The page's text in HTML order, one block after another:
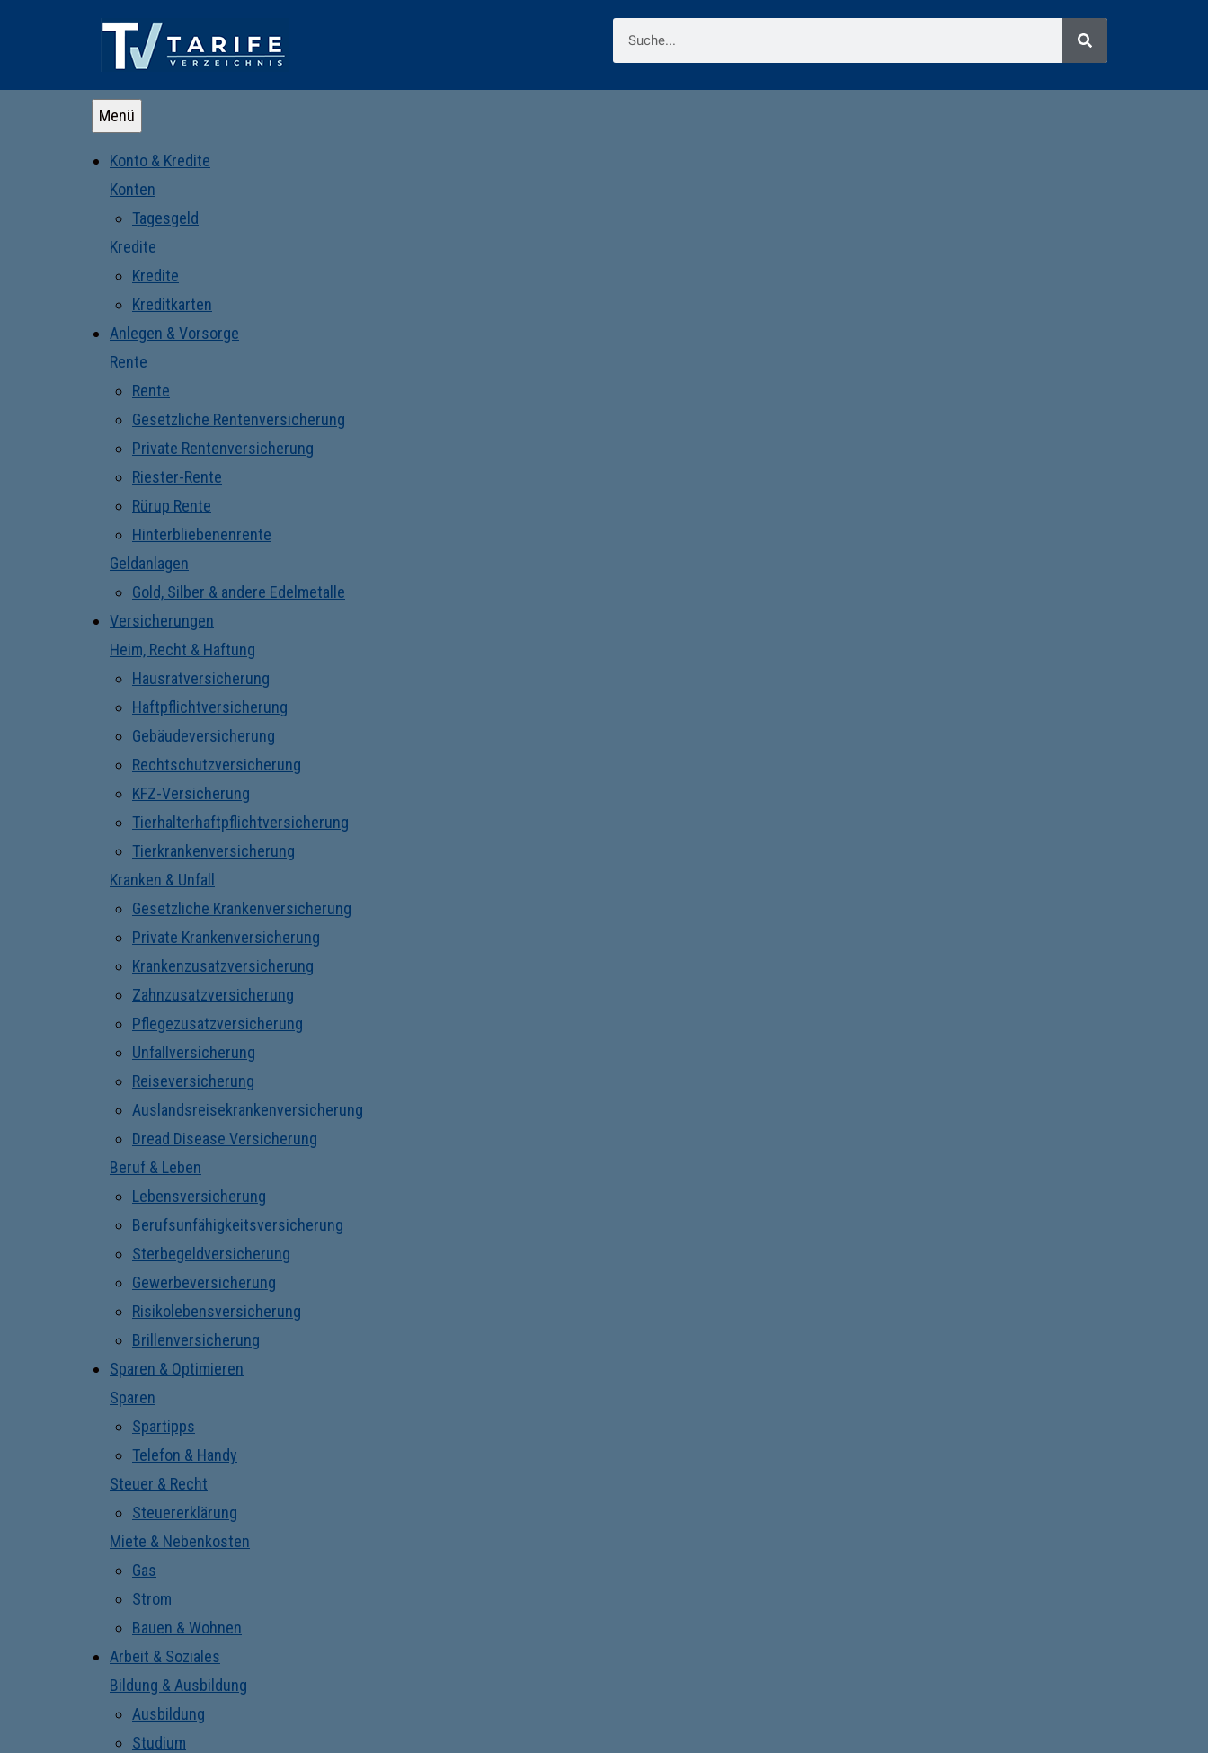
Menü
Konto & Kredite
Konten
Tagesgeld
Kredite
Kredite
Kreditkarten
Anlegen & Vorsorge
Rente
Rente
Gesetzliche Rentenversicherung
Private Rentenversicherung
Riester-Rente
Rürup Rente
Hinterbliebenenrente
Geldanlagen
Gold, Silber & andere Edelmetalle
Versicherungen
Heim, Recht & Haftung
Hausratversicherung
Haftpflichtversicherung
Gebäudeversicherung
Rechtschutzversicherung
KFZ-Versicherung
Tierhalterhaftpflichtversicherung
Tierkrankenversicherung
Kranken & Unfall
Gesetzliche Krankenversicherung
Private Krankenversicherung
Krankenzusatzversicherung
Zahnzusatzversicherung
Pflegezusatzversicherung
Unfallversicherung
Reiseversicherung
Auslandsreisekrankenversicherung
Dread Disease Versicherung
Beruf & Leben
Lebensversicherung
Berufsunfähigkeitsversicherung
Sterbegeldversicherung
Gewerbeversicherung
Risikolebensversicherung
Brillenversicherung
Sparen & Optimieren
Sparen
Spartipps
Telefon & Handy
Steuer & Recht
Steuererklärung
Miete & Nebenkosten
Gas
Strom
Bauen & Wohnen
Arbeit & Soziales
Bildung & Ausbildung
Ausbildung
Studium